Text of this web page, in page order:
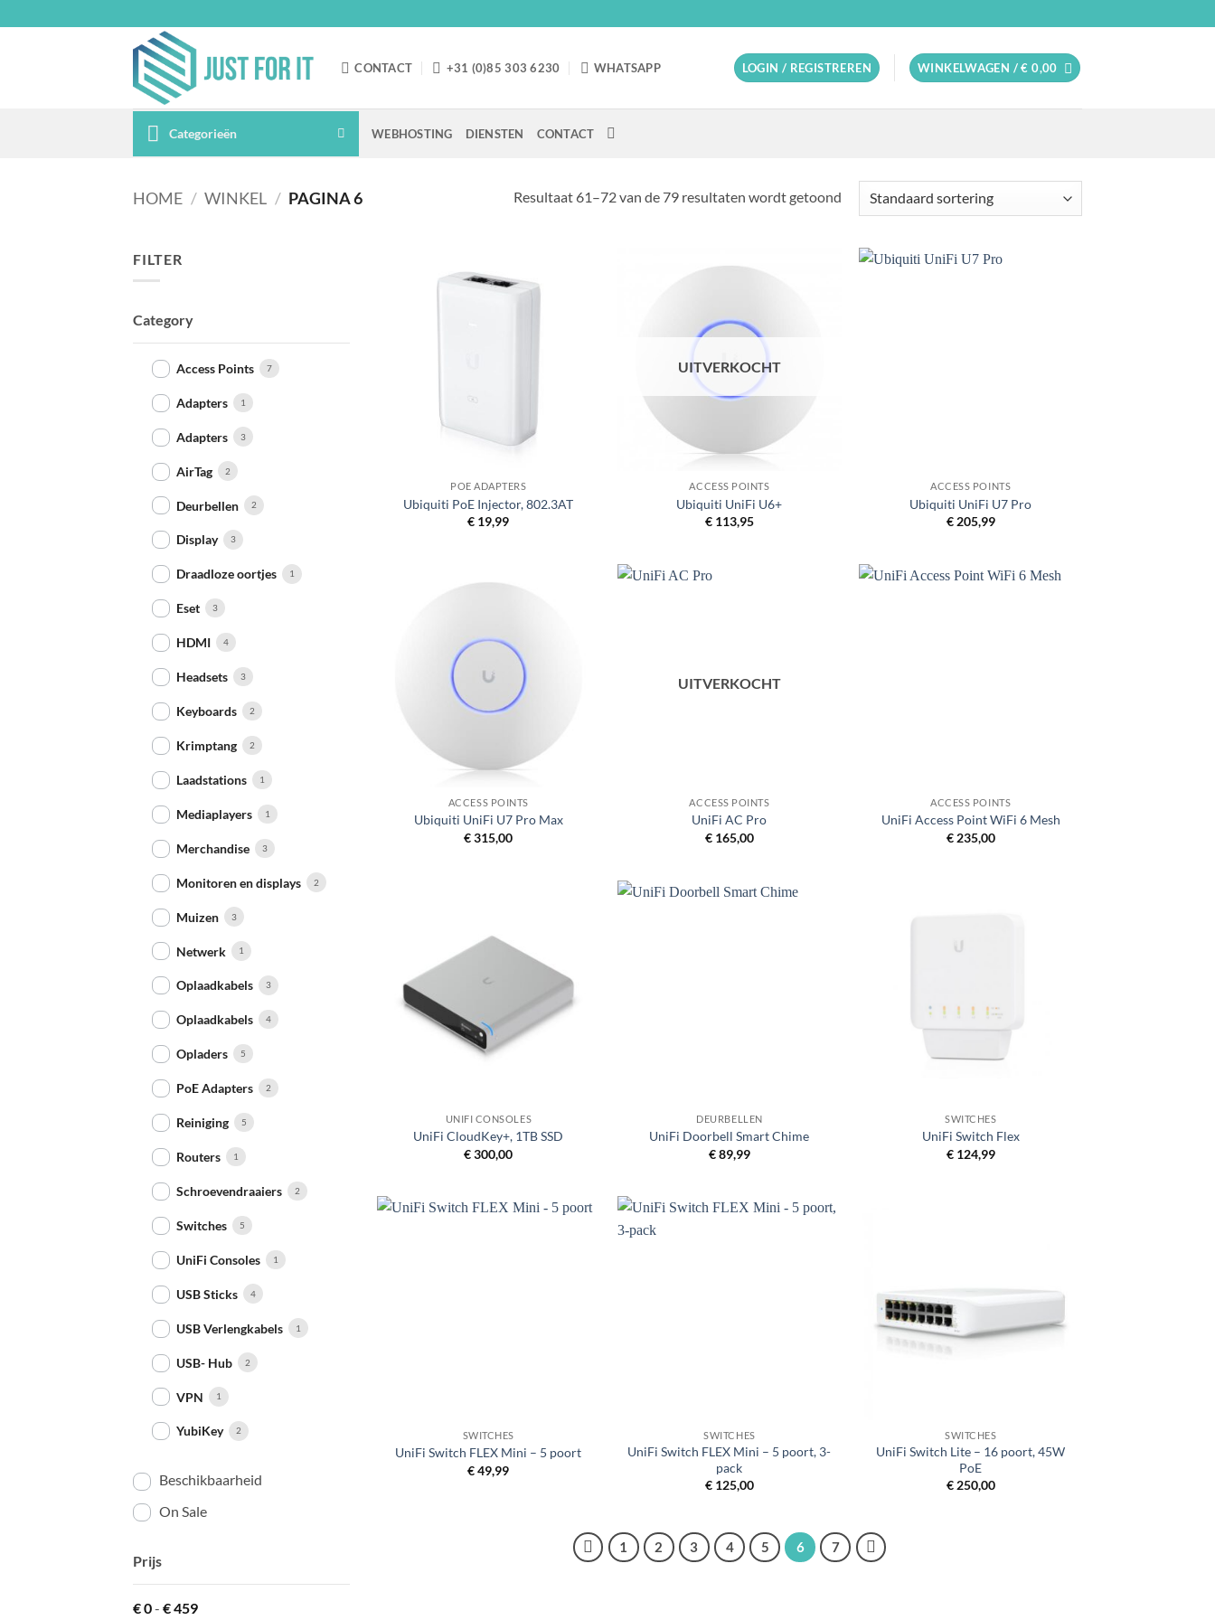
naar
CONTACT +31 (0)85 303 6230 WHATSAPP LOGIN / REGISTREREN WINKELWAGEN /€ 0,00
Categorieën WEBHOSTING DIENSTEN CONTACT
HOME / WINKEL / PAGINA 6 Resultaat 61–72 van de 79 resultaten wordt getoond
FILTER
Category
Access Points 7
Adapters 1
Adapters 3
AirTag 2
Deurbellen 2
Display 3
Draadloze oortjes 1
Eset 3
HDMI 4
Headsets 3
Keyboards 2
Krimptang 2
Laadstations 1
Mediaplayers 1
Merchandise 3
Monitoren en displays 2
Muizen 3
Netwerk 1
Oplaadkabels 3
Oplaadkabels 4
Opladers 5
PoE Adapters 2
Reiniging 5
Routers 1
Schroevendraaiers 2
Switches 5
UniFi Consoles 1
USB Sticks 4
USB Verlengkabels 1
USB- Hub 2
VPN 1
YubiKey 2
Beschikbaarheid
On Sale
Prijs
€0- €459
POE ADAPTERS
Ubiquiti PoE Injector, 802.3AT
€ 19,99
UITVERKOCHT
ACCESS POINTS
Ubiquiti UniFi U6+
€113,95
ACCESS POINTS
Ubiquiti UniFi U7 Pro
€205,99
ACCESS POINTS
Ubiquiti UniFi U7 Pro Max
€315,00
UITVERKOCHT
ACCESS POINTS
UniFi AC Pro
€165,00
ACCESS POINTS
UniFi Access Point WiFi 6 Mesh
€235,00
UNIFI CONSOLES
UniFi CloudKey+, 1TB SSD
€300,00
DEURBELLEN
UniFi Doorbell Smart Chime
€89,99
SWITCHES
UniFi Switch Flex
€124,99
SWITCHES
UniFi Switch FLEX Mini – 5 poort
€49,99
SWITCHES
UniFi Switch FLEX Mini – 5 poort, 3-
pack
€125,00
SWITCHES
UniFi Switch Lite – 16 poort, 45W
PoE
€250,00
1 2 3 4 5 6 7